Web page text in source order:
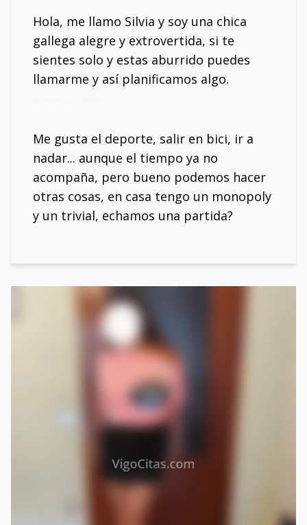
Hola, me llamo Silvia y soy una chica
gallega alegre y extrovertida, si te
sientes solo y estas aburrido puedes
llamarme y así planificamos algo.
Me gusta el deporte, salir en bici, ir a
nadar... aunque el tiempo ya no
acompaña, pero bueno podemos hacer
otras cosas, en casa tengo un monopoly
y un trivial, echamos una partida?